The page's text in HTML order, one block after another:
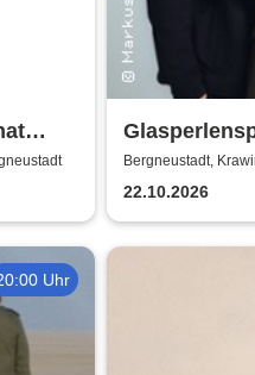
Bergneustadt,
22.10.2026
Uhr